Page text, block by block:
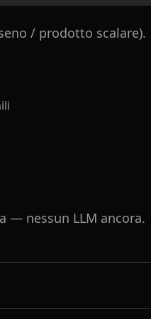
/ prodotto scalare).
— nessun LLM ancora.